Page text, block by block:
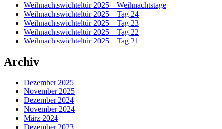
Widgetbereich
Weihnachtswichteltür 2025 – Weihnachtstage
Weihnachtswichteltür 2025 – Tag 24
Weihnachtswichteltür 2025 – Tag 23
Weihnachtswichteltür 2025 – Tag 22
Weihnachtswichteltür 2025 – Tag 21
Archiv
Dezember 2025
November 2025
Dezember 2024
November 2024
März 2024
Dezember 2023